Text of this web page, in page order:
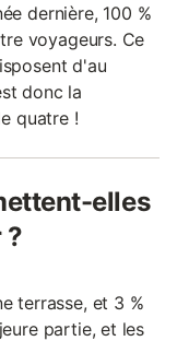
dernière, 100 %
voyageurs. Ce
d'au
donc la
quatre !
elles
?
terrasse, et 3 %
partie, et les